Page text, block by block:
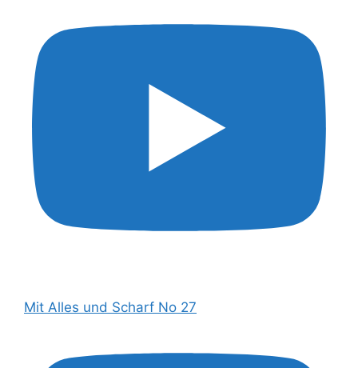
Mit Alles und Scharf No 27